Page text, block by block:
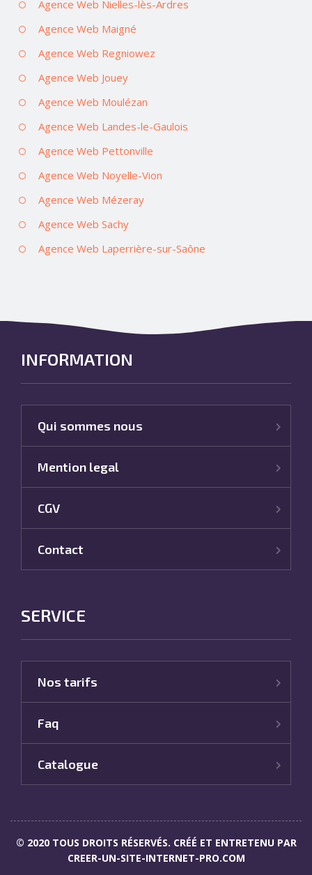
Agence Web Nielles-lès-Ardres
Agence Web Maigné
Agence Web Regniowez
Agence Web Jouey
Agence Web Moulézan
Agence Web Landes-le-Gaulois
Agence Web Pettonville
Agence Web Noyelle-Vion
Agence Web Mézeray
Agence Web Sachy
Agence Web Laperrière-sur-Saône
INFORMATION
Qui sommes nous
Mention legal
CGV
Contact
SERVICE
Nos tarifs
Faq
Catalogue
© 2020 TOUS DROITS RÉSERVÉS. CRÉÉ ET ENTRETENU PAR
CREER-UN-SITE-INTERNET-PRO.COM